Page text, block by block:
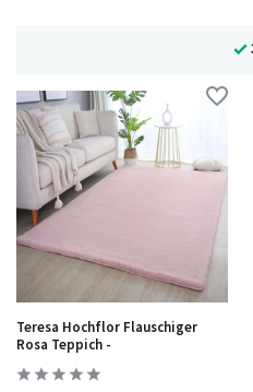
30 Tage
Teresa Hochflor Flauschiger
Rosa Teppich -